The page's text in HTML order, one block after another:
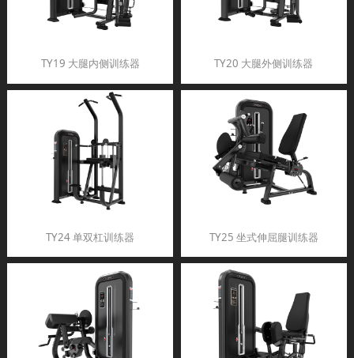
TY19 大腿内侧训练器 TY20 大腿外侧训练器
TY24 单双杠训练器 TY25 坐式伸屈腿训练器